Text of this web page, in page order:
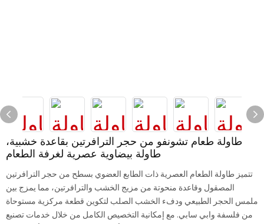
طاولة طعام تشونفو من حجر الترافرتين بقاعدة خشبية،
طاولة بيضاوية عصرية لغرفة الطعام
تتميز طاولة الطعام العصرية ذات الطابع العضوي بسطح من حجر الترافرتين
المصقول وقاعدة منحوتة من مزيج الخشب والترافرتين، مما يمزج بين
ملمس الحجر الطبيعي ودفء الخشب الصلب لتكوين قطعة مركزية مستوحاة
من فلسفة وابي سابي. مع إمكانية التخصيص الكامل من خلال خدمات تصنيع